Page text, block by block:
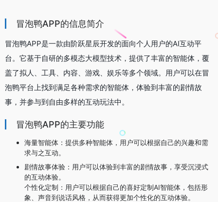
冒泡鸭APP的信息简介
冒泡鸭APP是一款由阶跃星辰开发的面向个人用户的AI互动平
台。它基于自研的多模态大模型技术，提供了丰富的智能体，覆
盖了拟人、工具、内容、游戏、娱乐等多个领域。用户可以在冒
泡鸭平台上找到满足各种需求的智能体，体验到丰富的剧情故
事，并参与到自由多样的互动玩法中。
冒泡鸭APP的主要功能
海量智能体：提供多种智能体，用户可以根据自己的兴趣和需
求与之互动。
剧情故事体验：用户可以体验到丰富的剧情故事，享受沉浸式
的互动体验。
个性化定制：用户可以根据自己的喜好定制AI智能体，包括形
象、声音到说话风格，从而获得更加个性化的互动体验。